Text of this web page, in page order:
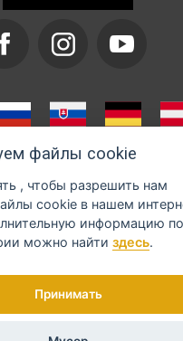
произвести через
файлы cookie
, чтобы разрешить нам
cookie в нашем
можно найтиздесь.
Принимать